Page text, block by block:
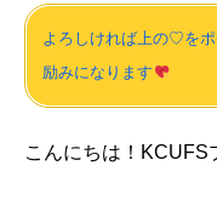
よろしければ上の♡を
励みになります
こんにちは！KCUFS